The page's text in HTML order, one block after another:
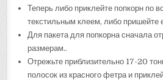
Теперь либо приклейте попкорн по
текстильным клеем, либо пришейте
Для пакета для попкорна сначала
размерам..
Отрежьте приблизительно 17-20
полосок из красного фетра и